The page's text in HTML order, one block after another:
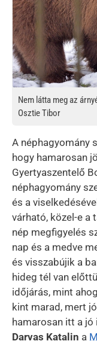
Nem látta meg az
Osztie Tibor
A néphagyomány
hogy hamarosan
Gyertyaszentelő
néphagyomány
és a
várható, közel-e a
nép megfigyelés
nap és a medve
és visszabújik a
hideg tél van
időjárás, mint
kint marad, mert
hamarosan itt a
Darvas Katalin a